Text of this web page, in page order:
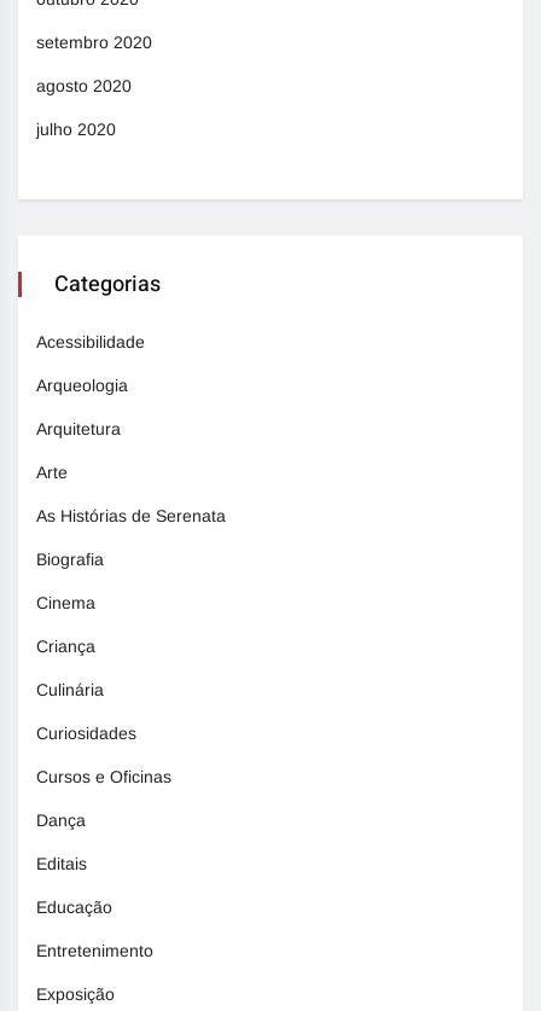
setembro 2020
agosto 2020
julho 2020
Categorias
Acessibilidade
Arqueologia
Arquitetura
Arte
As Histórias de Serenata
Biografia
Cinema
Criança
Culinária
Curiosidades
Cursos e Oficinas
Dança
Editais
Educação
Entretenimento
Exposição